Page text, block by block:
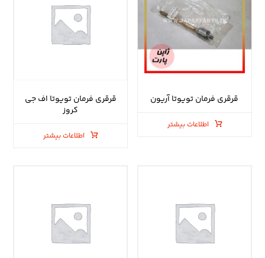
قرقری فرمان تویوتا آریون
اطلاعات بیشتر
قرقری فرمان تویوتا اف جی
کروز
اطلاعات بیشتر